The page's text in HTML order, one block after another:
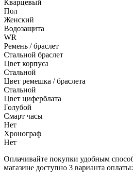
Кварцевый
Пол
Женский
Водозащита
WR
Ремень / браслет
Стальной браслет
Цвет корпуса
Стальной
Цвет ремешка / браслета
Стальной
Цвет циферблата
Голубой
Смарт часы
Нет
Хронограф
Нет
Оплачивайте покупки удобным
магазине доступно 3 варианта оплаты: